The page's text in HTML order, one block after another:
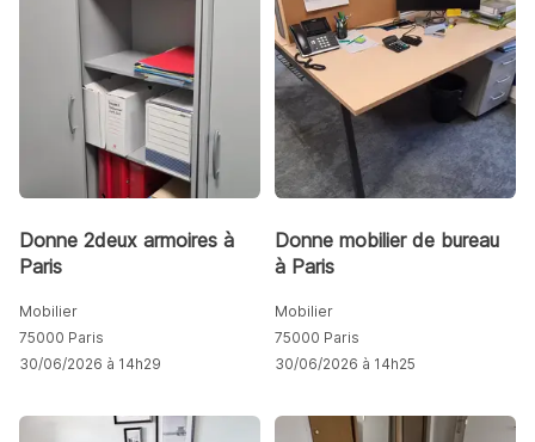
Donne 2deux armoires à
Paris
Mobilier
75000 Paris
30/06/2026 à 14h29
Donne mobilier de bureau
à Paris
Mobilier
75000 Paris
30/06/2026 à 14h25